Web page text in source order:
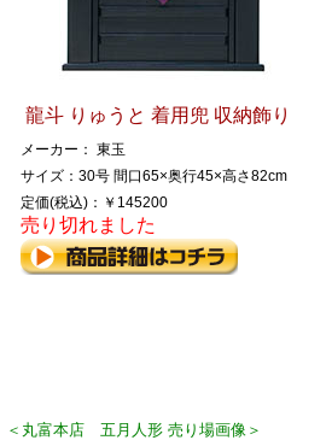
龍斗 りゅうと 着用兜 収納飾り
メーカー： 東玉
サイズ：30号 間口65×奥行45×高さ82cm
定価(税込)：￥145200
売り切れました
＜丸富本店 五月人形 売り場画像＞